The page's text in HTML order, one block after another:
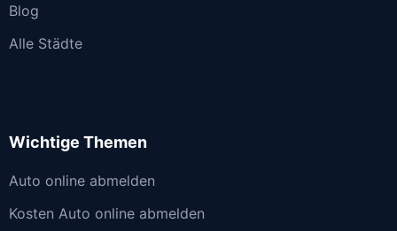
Blog
Alle Städte
Wichtige Themen
Auto online abmelden
Kosten Auto online abmelden